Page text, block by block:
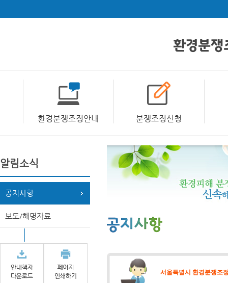
환경분쟁조정안내 분쟁조정신청
알림소식
공지사항
보도/해명자료
서울특별시 환경분쟁조